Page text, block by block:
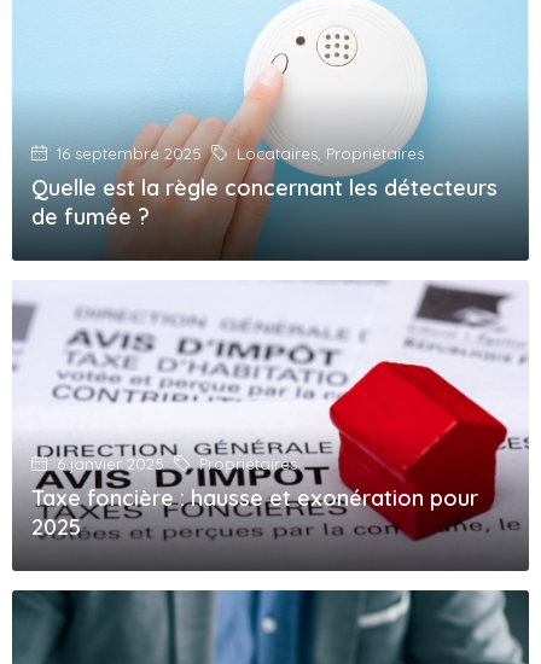
16 septembre 2025 Locataires Propriétaires
Quelle est la règle concernant les détecteurs
de fumée ?
6 janvier 2025 Propriétaires
Taxe foncière : hausse et exonération pour
2025